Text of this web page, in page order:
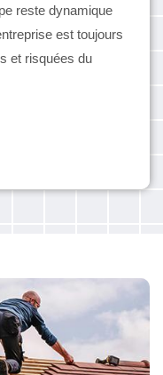
reste dynamique
est toujours
et risquées du